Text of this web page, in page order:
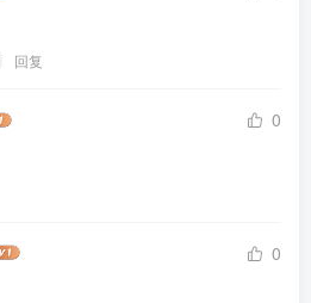
回复
0
0